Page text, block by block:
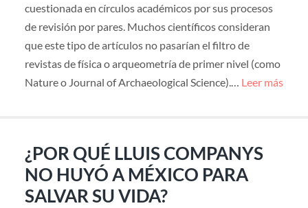
cuestionada en círculos académicos por sus procesos
de revisión por pares. Muchos científicos consideran
que este tipo de artículos no pasarían el filtro de
revistas de física o arqueometría de primer nivel (como
Nature o Journal of Archaeological Science).… Leer más
¿POR QUÉ LLUIS COMPANYS
NO HUYÓ A MÉXICO PARA
SALVAR SU VIDA?